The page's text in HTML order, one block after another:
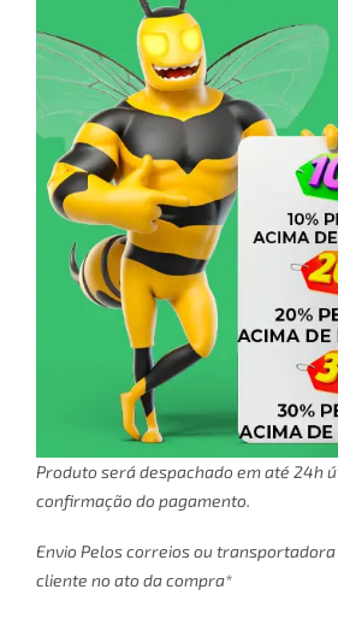
Produto será despachado em até 24h
confirmação do pagamento.
Envio Pelos correios ou
cliente no ato da compra*